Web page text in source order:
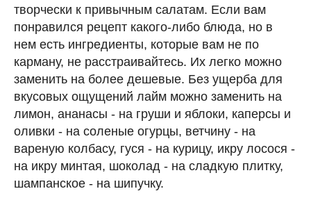
творчески к привычным салатам. Если вам
понравился рецепт какого-либо блюда, но в
нем есть ингредиенты, которые вам не по
карману, не расстраивайтесь. Их легко можно
заменить на более дешевые. Без ущерба для
вкусовых ощущений лайм можно заменить на
лимон, ананасы - на груши и яблоки, каперсы и
оливки - на соленые огурцы, ветчину - на
вареную колбасу, гуся - на курицу, икру лосося -
на икру минтая, шоколад - на сладкую плитку,
шампанское - на шипучку.